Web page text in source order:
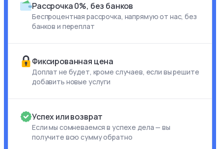
Рассрочка 0%, без банков
Беспроцентная рассрочка, напрямую от нас, без
банков и переплат
Фиксированная цена
Доплат не будет, кроме случаев, если вы решите
добавить новые услуги
Успех или возврат
Если мы сомневаемся в успехе дела — вы
получите всю сумму обратно